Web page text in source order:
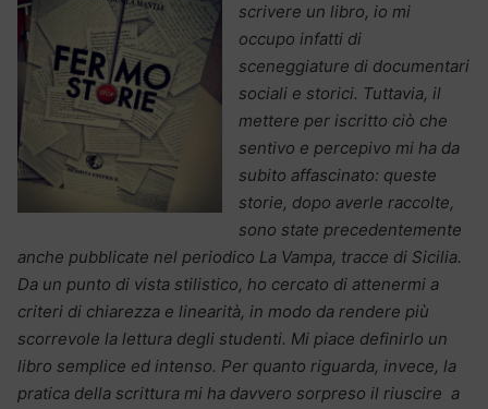
scrivere un libro, io mi
occupo infatti di
sceneggiature di documentari
sociali e storici. Tuttavia, il
mettere per iscritto ciò che
sentivo e percepivo mi ha da
subito affascinato: queste
storie, dopo averle raccolte,
sono state precedentemente
anche pubblicate nel periodico La Vampa, tracce di Sicilia.
Da un punto di vista stilistico, ho cercato di attenermi a
criteri di chiarezza e linearità, in modo da rendere più
scorrevole la lettura degli studenti. Mi piace definirlo un
libro semplice ed intenso. Per quanto riguarda, invece, la
pratica della scrittura mi ha davvero sorpreso il riuscire a